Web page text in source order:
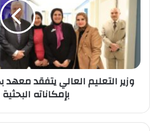
معهد
بحوث
الإلكترونيات
بإمكاناته
البحثية
وزير التعليم العالي يتفقد
بإمكاناته